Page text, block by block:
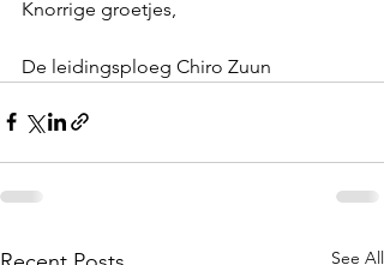
Knorrige groetjes,
De leidingsploeg Chiro Zuun
See All